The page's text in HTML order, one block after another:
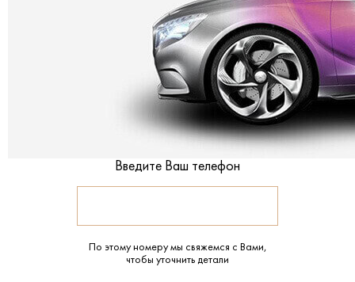
Введите Ваш телефон
По этому номеру мы свяжемся с Вами,
чтобы уточнить детали